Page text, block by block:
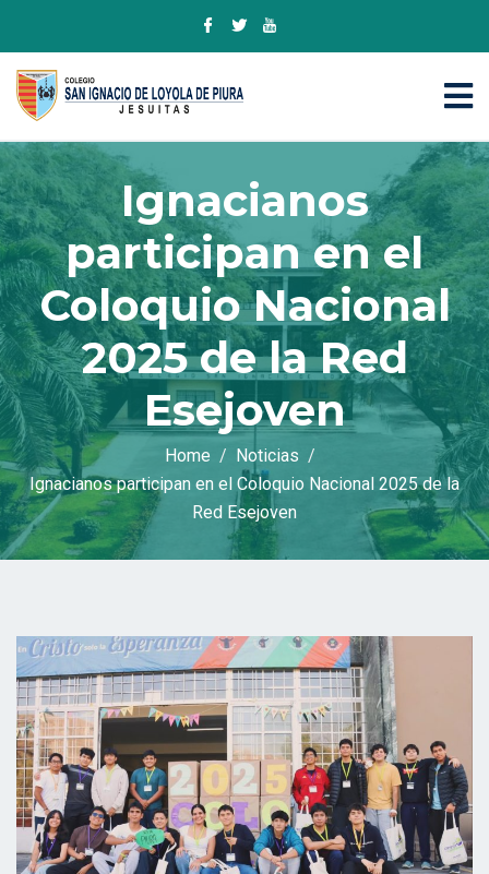
Ignacianos
participan en el
Coloquio Nacional
2025 de la Red
Esejoven
Home
Noticias
Ignacianos participan en el Coloquio Nacional 2025 de la
Red Esejoven